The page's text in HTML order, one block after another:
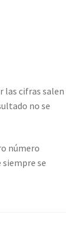
las cifras salen
no se
número
se